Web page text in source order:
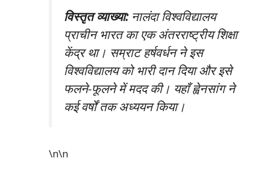
विस्तृत व्याख्या:नालंदा विश्वविद्यालय
प्राचीन भारत का एक अंतरराष्ट्रीय शिक्षा
केंद्र था। सम्राट हर्षवर्धन ने इस
विश्वविद्यालय को भारी दान दिया और इसे
फलने-फूलने में मदद की। यहाँ ह्वेनसांग ने
कई वर्षों तक अध्ययन किया।
\n\n